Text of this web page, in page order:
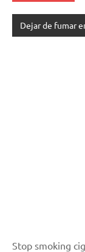
Dejar de fumar
Stop smoking